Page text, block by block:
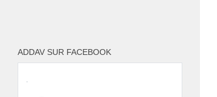
ADDAV SUR FACEBOOK